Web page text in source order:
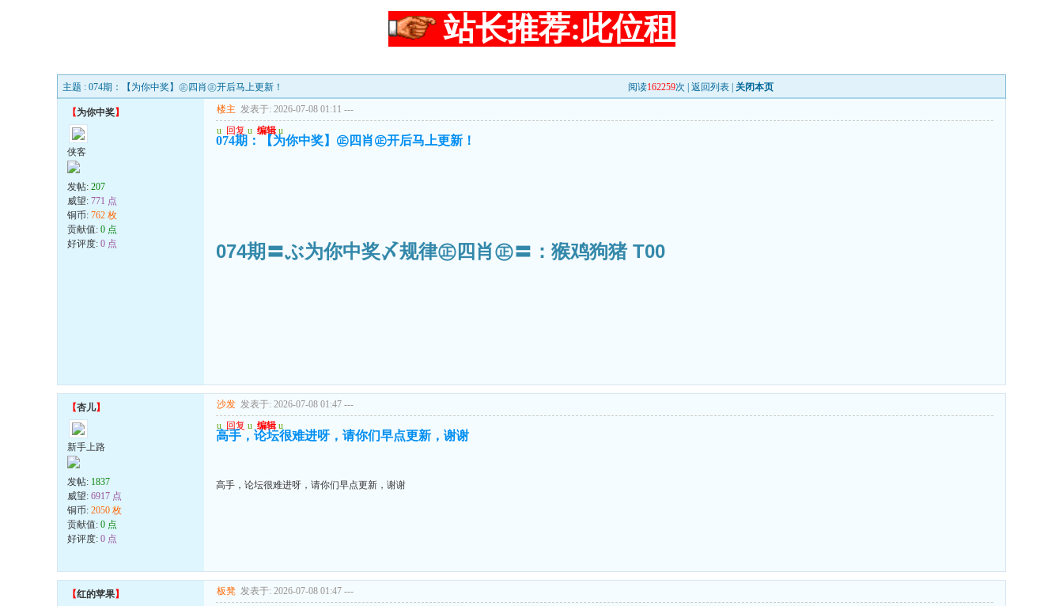
站长推荐:此位租
主题 : 074期：【为你中奖】㊣四肖㊣开后马上更新！ 阅读162259次 | 返回列表 关闭本页
【为你中奖】
侠客
发帖: 207
威望: 771 点
铜币: 762 枚
贡献值: 0 点
好评度: 0 点
楼主 发表于: 2026-07-08 01:11 ---
u 回复 u 编辑 u
074期：【为你中奖】㊣四肖㊣开后马上更新！
074期〓ぶ为你中奖〆规律㊣四肖㊣〓：猴鸡狗猪 T00
【杏儿】
新手上路
发帖: 1837
威望: 6917 点
铜币: 2050 枚
贡献值: 0 点
好评度: 0 点
沙发 发表于: 2026-07-08 01:47 ---
u 回复 u 编辑 u
高手，论坛很难进呀，请你们早点更新，谢谢
高手，论坛很难进呀，请你们早点更新，谢谢
【红的苹果】 板凳 发表于: 2026-07-08 01:47 ---